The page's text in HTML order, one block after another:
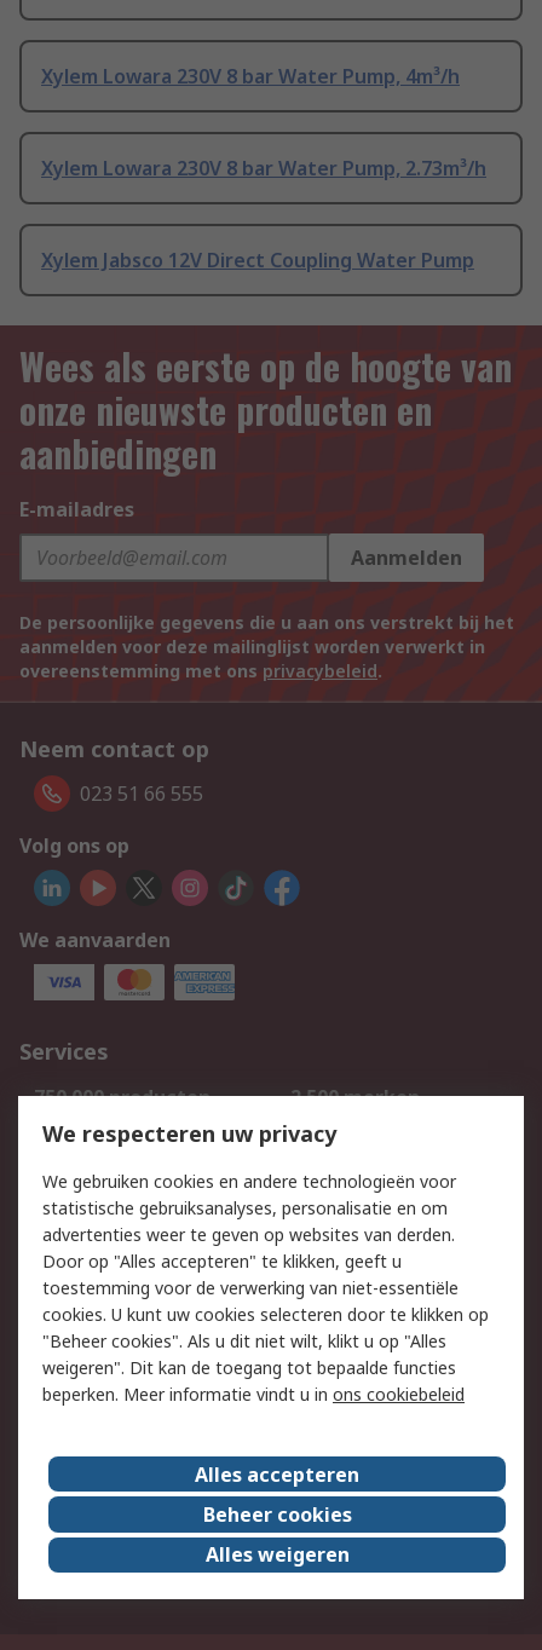
Xylem Lowara 230V 8 bar Water Pump, 4m³/h
Xylem Lowara 230V 8 bar Water Pump, 2.73m³/h
Xylem Jabsco 12V Direct Coupling Water Pump
Wees als eerste op de hoogte van
onze nieuwste producten en
aanbiedingen
E-mailadres
Aanmelden
De persoonlijke gegevens die u aan ons verstrekt bij het
aanmelden voor deze mailinglijst worden verwerkt in
overeenstemming met ons privacybeleid.
Neem contact op
023 51 66 555
Volg ons op
We aanvaarden
Services
750.000 producten
2.500 merken
Bestellen
Inkoopoplossingen
Track & Trace
Wettelijk
Cookiebeleid
Email veiligheid
Privacybeleid
Websitevoorwaarden
Algemene
verkoopvoorwaarden
Over RS
RS Group
Over ons
RS wereldwijd
Werken bij RS
ESG
We respecteren uw privacy
We gebruiken cookies en andere technologieën voor
statistische gebruiksanalyses, personalisatie en om
advertenties weer te geven op websites van derden.
Door op "Alles accepteren" te klikken, geeft u
toestemming voor de verwerking van niet-essentiële
cookies. U kunt uw cookies selecteren door te klikken op
"Beheer cookies". Als u dit niet wilt, klikt u op "Alles
weigeren". Dit kan de toegang tot bepaalde functies
beperken. Meer informatie vindt u in ons cookiebeleid
Alles accepteren
Beheer cookies
Alles weigeren